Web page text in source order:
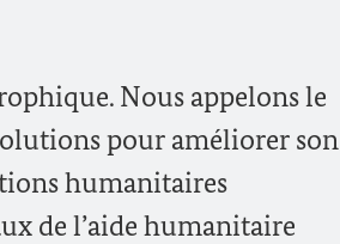
Nous appelons le
pour améliorer son
humanitaires
de l’aide humanitaire